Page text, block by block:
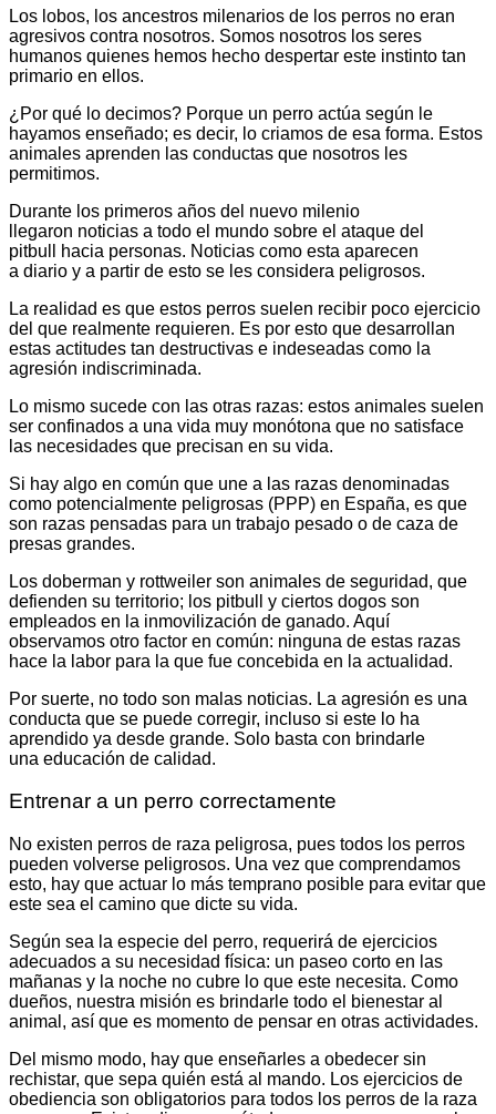
Los lobos, los ancestros milenarios de los perros no eran
agresivos contra nosotros. Somos nosotros los seres
humanos quienes hemos hecho despertar este instinto tan
primario en ellos.
¿Por qué lo decimos? Porque un perro actúa según le
hayamos enseñado; es decir, lo criamos de esa forma. Estos
animales aprenden las conductas que nosotros les
permitimos.
Durante los primeros años del nuevo milenio
llegaron noticias a todo el mundo sobre el ataque del
pitbull hacia personas. Noticias como esta aparecen
a diario y a partir de esto se les considera peligrosos.
La realidad es que estos perros suelen recibir poco ejercicio
del que realmente requieren. Es por esto que desarrollan
estas actitudes tan destructivas e indeseadas como la
agresión indiscriminada.
Lo mismo sucede con las otras razas: estos animales suelen
ser confinados a una vida muy monótona que no satisface
las necesidades que precisan en su vida.
Si hay algo en común que une a las razas denominadas
como potencialmente peligrosas (PPP) en España, es que
son razas pensadas para un trabajo pesado o de caza de
presas grandes.
Los doberman y rottweiler son animales de seguridad, que
defienden su territorio; los pitbull y ciertos dogos son
empleados en la inmovilización de ganado. Aquí
observamos otro factor en común: ninguna de estas razas
hace la labor para la que fue concebida en la actualidad.
Por suerte, no todo son malas noticias. La agresión es una
conducta que se puede corregir, incluso si este lo ha
aprendido ya desde grande. Solo basta con brindarle
una educación de calidad.
Entrenar a un perro correctamente
No existen perros de raza peligrosa, pues todos los perros
pueden volverse peligrosos. Una vez que comprendamos
esto, hay que actuar lo más temprano posible para evitar que
este sea el camino que dicte su vida.
Según sea la especie del perro, requerirá de ejercicios
adecuados a su necesidad física: un paseo corto en las
mañanas y la noche no cubre lo que este necesita. Como
dueños, nuestra misión es brindarle todo el bienestar al
animal, así que es momento de pensar en otras actividades.
Del mismo modo, hay que enseñarles a obedecer sin
rechistar, que sepa quién está al mando. Los ejercicios de
obediencia son obligatorios para todos los perros de la raza